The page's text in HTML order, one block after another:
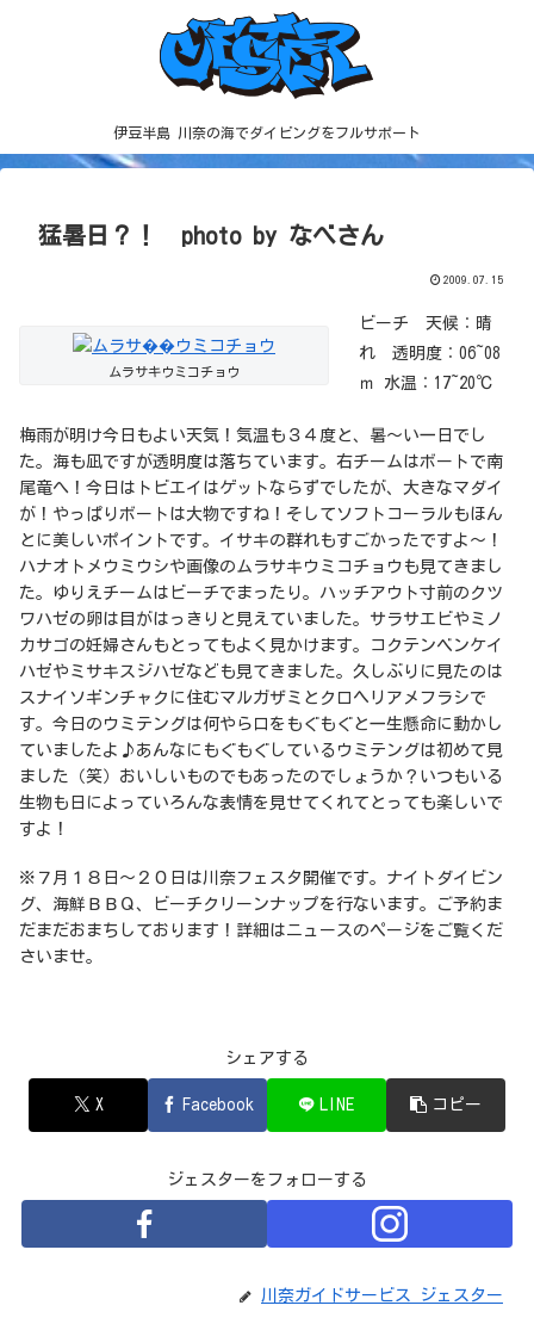
伊豆半島 川奈の海でダイビングをフルサポート
猛暑日？！ photo by なべさん
2009.07.15
ムラサキウミコチョウ
ビーチ 天候：晴
れ 透明度：06~08
ｍ 水温：17~20℃
梅雨が明け今日もよい天気！気温も３４度と、暑～い一日でし
た。海も凪ですが透明度は落ちています。右チームはボートで南
尾竜へ！今日はトビエイはゲットならずでしたが、大きなマダイ
が！やっぱりボートは大物ですね！そしてソフトコーラルもほん
とに美しいポイントです。イサキの群れもすごかったですよ～！
ハナオトメウミウシや画像のムラサキウミコチョウも見てきまし
た。ゆりえチームはビーチでまったり。ハッチアウト寸前のクツ
ワハゼの卵は目がはっきりと見えていました。サラサエビやミノ
カサゴの妊婦さんもとってもよく見かけます。コクテンベンケイ
ハゼやミサキスジハゼなども見てきました。久しぶりに見たのは
スナイソギンチャクに住むマルガザミとクロヘリアメフラシで
す。今日のウミテングは何やら口をもぐもぐと一生懸命に動かし
ていましたよ♪あんなにもぐもぐしているウミテングは初めて見
ました（笑）おいしいものでもあったのでしょうか？いつもいる
生物も日によっていろんな表情を見せてくれてとっても楽しいで
すよ！
※７月１８日～２０日は川奈フェスタ開催です。ナイトダイビン
グ、海鮮ＢＢＱ、ビーチクリーンナップを行ないます。ご予約ま
だまだおまちしております！詳細はニュースのページをご覧くだ
さいませ。
シェアする
X Facebook LINE コピー
ジェスターをフォローする
川奈ガイドサービス ジェスター